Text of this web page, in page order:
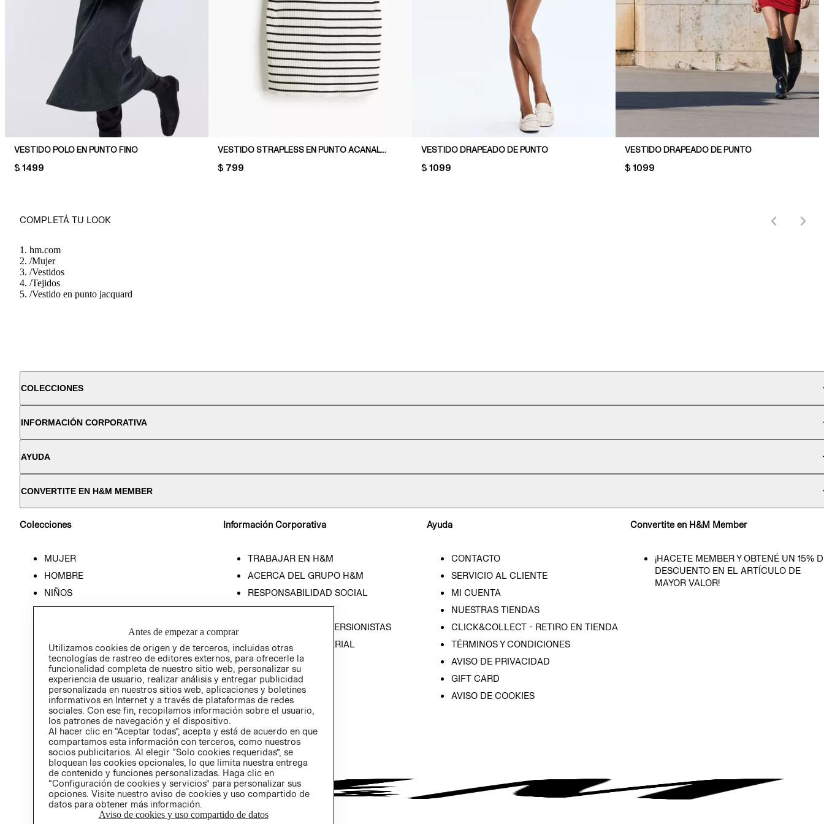
VESTIDO POLO EN PUNTO FINO
PRICE:
$ 1499
VESTIDO STRAPLESS EN PUNTO ACANALADO
PRICE:
$ 799
VESTIDO DRAPEADO DE PUNTO
PRICE:
$ 1099
VESTIDO DRAPEADO DE PUNTO
PRICE:
$ 1099
COMPLETÁ TU LOOK
hm.com
/Mujer
/Vestidos
/Tejidos
/Vestido en punto jacquard
COLECCIONES
INFORMACIÓN CORPORATIVA
AYUDA
CONVERTITE EN H&M MEMBER
Colecciones
MUJER
HOMBRE
NIÑOS
HOME
Información Corporativa
TRABAJAR EN H&M
ACERCA DEL GRUPO H&M
RESPONSABILIDAD SOCIAL
PRENSA
RELACIÓN CON INVERSIONISTAS
POLÍTICA EMPRESARIAL
Ayuda
CONTACTO
SERVICIO AL CLIENTE
MI CUENTA
NUESTRAS TIENDAS
CLICK&COLLECT - RETIRO EN TIENDA
TÉRMINOS Y CONDICIONES
AVISO DE PRIVACIDAD
GIFT CARD
AVISO DE COOKIES
Convertite en H&M Member
¡HACETE MEMBER Y OBTENÉ UN 15%
DESCUENTO EN EL ARTÍCULO DE
MAYOR VALOR!
Antes de empezar a comprar
Utilizamos cookies de origen y de terceros, incluidas otras
tecnologías de rastreo de editores externos, para ofrecerle la
funcionalidad completa de nuestro sitio web, personalizar su
experiencia de usuario, realizar análisis y entregar publicidad
personalizada en nuestros sitios web, aplicaciones y boletines
informativos en Internet y a través de plataformas de redes
sociales. Con ese fin, recopilamos información sobre el usuario,
los patrones de navegación y el dispositivo.
Al hacer clic en “Aceptar todas”, acepta y está de acuerdo en que
compartamos esta información con terceros, como nuestros
socios publicitarios. Al elegir “Solo cookies requeridas”, se
bloquean las cookies opcionales, lo que limita nuestra entrega
de contenido y funciones personalizadas. Haga clic en
“Configuración de cookies y servicios” para personalizar sus
opciones. Visite nuestro aviso de cookies y uso compartido de
datos para obtener más información.
Aviso de cookies y uso compartido de datos